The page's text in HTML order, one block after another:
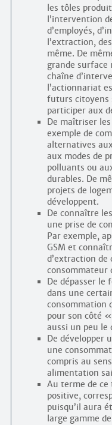
les tôles
l’intervention
d’employés,
l’extraction,
même. De
grande surface
chaîne
l’actionnariat
futurs citoyens
participer aux
De maîtriser
exemple de
alternatives
aux modes de
polluants ou
durables. De
projets de
développent.
De connaître
une prise de
Par exemple,
GSM et
d’extraction
consommateur
De dépasser le
dans une
consommation
pour son côté
aussi un peu le
De développer
une
compris au
alimentation
Au terme de
positive,
puisqu’il aura
large gamme